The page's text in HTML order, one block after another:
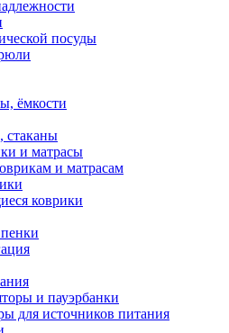
посуды
ёмкости
стаканы
и матрасы
и матрасам
коврики
и пауэрбанки
для источников питания